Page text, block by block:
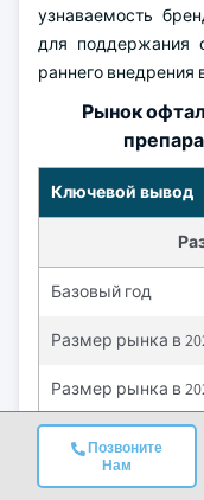
Позвоните
Нам
узнаваемость
для поддержания
раннего внедрения
Рынок
Ключевой вывод
Базовый год
Размер рынка в
Размер рынка в
Период
прогнозирования
2025 - 2034 CAGR